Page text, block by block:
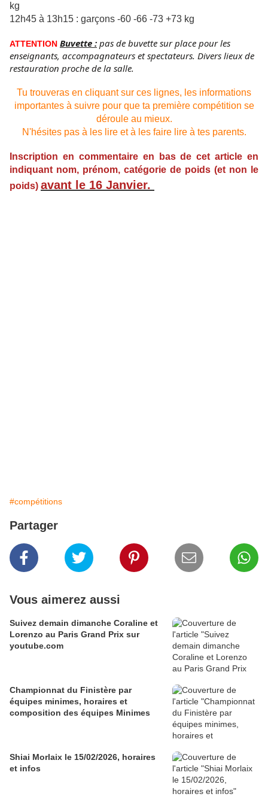
kg
12h45 à 13h15 : garçons -60 -66 -73 +73 kg
ATTENTION Buvette : pas de buvette sur place pour les
enseignants, accompagnateurs et spectateurs. Divers lieux de
restauration proche de la salle.
Tu trouveras en cliquant sur ces lignes, les informations
importantes à suivre pour que ta première compétition se
déroule au mieux.
N'hésites pas à les lire et à les faire lire à tes parents.
Inscription en commentaire en bas de cet article en
indiquant nom, prénom, catégorie de poids (et non le
poids) avant le 16 Janvier.
#compétitions
Partager
Vous aimerez aussi
Suivez demain dimanche Coraline et
Lorenzo au Paris Grand Prix sur
youtube.com
Championnat du Finistère par
équipes minimes, horaires et
composition des équipes Minimes
Shiai Morlaix le 15/02/2026, horaires
et infos